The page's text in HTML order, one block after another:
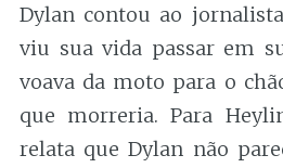
Dylan contou ao
viu sua vida passar em
voava da moto para o
que morreria. Para
relata que Dylan não